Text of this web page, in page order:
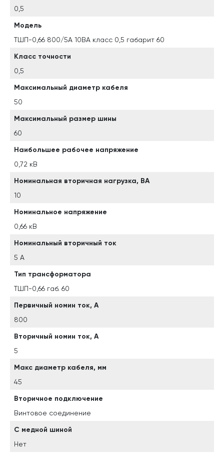
0,5
Модель
ТШП-0,66 800/5А 10ВА класс 0,5 габарит 60
Класс точности
0,5
Максимальный диаметр кабеля
50
Максимальный размер шины
60
Наибольшее рабочее напряжение
0,72 кВ
Номинальная вторичная нагрузка, ВА
10
Номинальное напряжение
0,66 кВ
Номинальный вторичный ток
5 А
Тип трансформатора
ТШП-0,66 габ. 60
Первичный номин ток, А
800
Вторичный номин ток, А
5
Макс диаметр кабеля, мм
45
Вторичное подключение
Винтовое соединение
С медной шиной
Нет